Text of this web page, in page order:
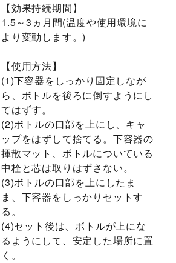
【効果持続期間】
1.5～3ヵ月間(温度や使用環境に
より変動します。)
【使用方法】
(1)下容器をしっかり固定しなが
ら、ボトルを後ろに倒すようにし
てはずす。
(2)ボトルの口部を上にし、キャ
ップをはずして捨てる。下容器の
揮散マット、ボトルについている
中栓と芯は取りはずさない。
(3)ボトルの口部を上にしたま
ま、下容器をしっかりセットす
る。
(4)セット後は、ボトルが上にな
るようにして、安定した場所に置
く。